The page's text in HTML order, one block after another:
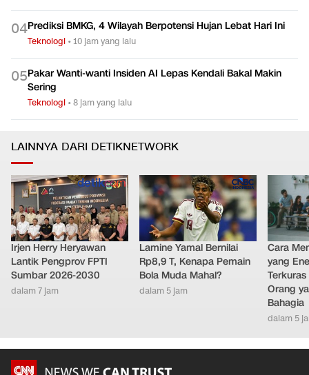
04Prediksi BMKG, 4 Wilayah Berpotensi Hujan Lebat Hari Ini
Teknologi •10 jam yang lalu
05Pakar Wanti-wanti Insiden AI Lepas Kendali Bakal Makin
Sering
Teknologi •8 jam yang lalu
LAINNYA DARI DETIKNETWORK
Irjen Herry Heryawan
Lantik Pengprov FPTI
Sumbar 2026-2030
dalam 7 jam
Lamine Yamal Bernilai
Rp8,9 T, Kenapa Pemain
Bola Muda Mahal?
dalam 5 jam
Cara
yang
Orang
Bahagia
dalam 5